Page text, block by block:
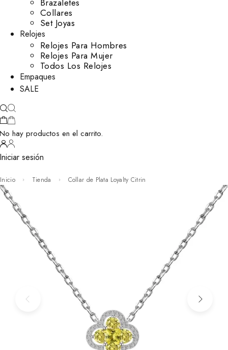
Brazaletes
Collares
Set Joyas
Relojes
Relojes Para Hombres
Relojes Para Mujer
Todos Los Relojes
Empaques
SALE
hay productos en el carrito.
sesión
Inicio Tienda Collar de Plata Loyalty Citrin